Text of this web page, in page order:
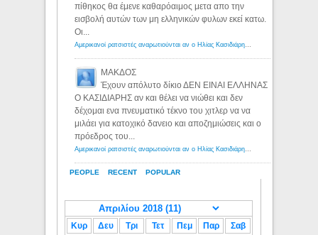
PEOPLE RECENT POPULAR
πίθηκος θα έμενε καθαρόαιμος μετα απο την
εισβολή αυτών των μη ελληνικών φυλων εκεί κατω.
Οι...
Αμερικανοί ρατσιστές αναρωτιούνται αν ο Ηλίας Κασιδιάρης ανήκει στη λευκή φυλή... - Λόγιος Ερμής
ΜΑΚΔΟΣ
Έχουν απόλυτο δίκιο ΔΕΝ ΕΙΝΑΙ ΕΛΛΗΝΑΣ
Ο ΚΑΣΙΔΙΑΡΗΣ αν και θέλει να νιώθει και δεν
δέχομαι ενα πνευματικό τέκνο του χιτλερ να να
μιλάει για κατοχικό δανειο και αποζημιώσεις και ο
πρόεδρος του...
Αμερικανοί ρατσιστές αναρωτιούνται αν ο Ηλίας Κασιδιάρης ανήκει στη λευκή φυλή... - Λόγιος Ερμής
Κυρ Δευ Τρι Τετ Πεμ Παρ Σαβ